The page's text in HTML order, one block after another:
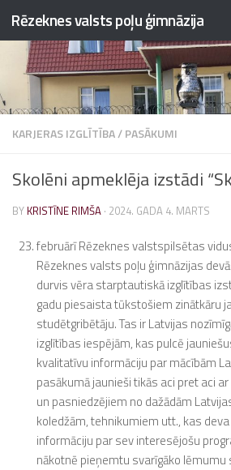
Skip to content
Rēzeknes valsts poļu ģimnāzija
KARJERAS IZGLĪTĪBA/PASĀKUMI
Skolēni apmeklēja izstādi
BY KRISTĪNE RIMŠA · 2024. GADA 4. MARTS
februārī Rēzeknes valstspilsētas
Rēzeknes valsts poļu ģimnāzijas
durvis vēra starptautiskā izglītības
gadu piesaista tūkstošiem zinātkāru
studētgribētāju. Tas ir Latvijas
izglītības iespējām, kas pulcē
kvalitatīvu informāciju par mācībām
pasākumā jaunieši tikās aci pret aci
un pasniedzējiem no dažādām
koledžām, tehnikumiem utt., kas
informāciju par sev interesējošu
nākotnē pieņemtu svarīgāko lēmumu